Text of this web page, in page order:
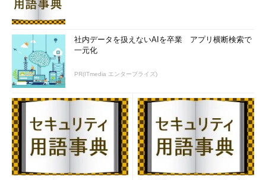
社内データを扱えないAIを卒業 アプリ横断検索で
一元化
PR(ITmedia エンタープライズ)